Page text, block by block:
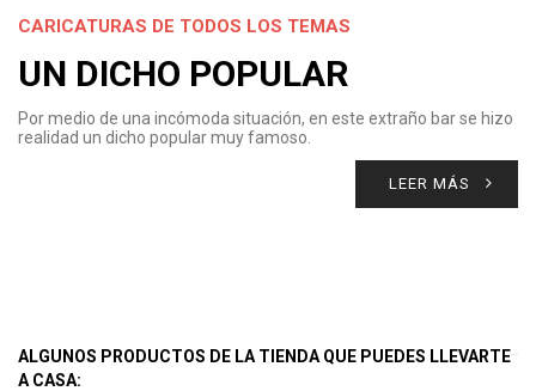
CARICATURAS DE TODOS LOS TEMAS
UN DICHO POPULAR
Por medio de una incómoda situación, en este extraño bar se hizo
realidad un dicho popular muy famoso.
LEER MÁS
ALGUNOS PRODUCTOS DE LA TIENDA QUE PUEDES LLEVARTE
A CASA: